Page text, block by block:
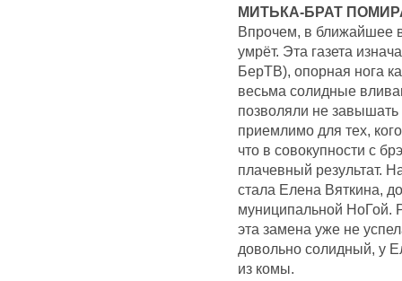
МИТЬКА-БРАТ
Впрочем, в ближайшее
умрёт. Эта газета
БерТВ), опорная нога
весьма солидные
позволяли не
приемлимо для тех,
что в совокупности с
плачевный результат.
стала Елена Вяткина,
муниципальной НоГой.
эта замена уже не
довольно солидный, у
из комы.